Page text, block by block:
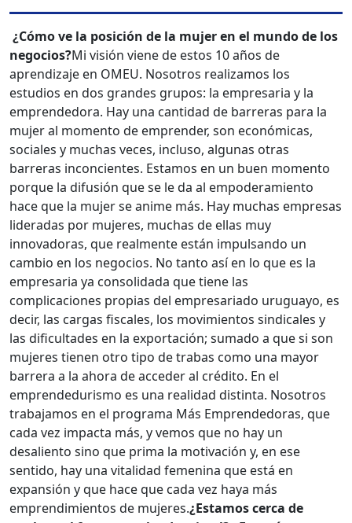
¿Cómo ve la posición de la mujer en el mundo de los
negocios?Mi visión viene de estos 10 años de
aprendizaje en OMEU. Nosotros realizamos los
estudios en dos grandes grupos: la empresaria y la
emprendedora. Hay una cantidad de barreras para la
mujer al momento de emprender, son económicas,
sociales y muchas veces, incluso, algunas otras
barreras inconcientes. Estamos en un buen momento
porque la difusión que se le da al empoderamiento
hace que la mujer se anime más. Hay muchas empresas
lideradas por mujeres, muchas de ellas muy
innovadoras, que realmente están impulsando un
cambio en los negocios. No tanto así en lo que es la
empresaria ya consolidada que tiene las
complicaciones propias del empresariado uruguayo, es
decir, las cargas fiscales, los movimientos sindicales y
las dificultades en la exportación; sumado a que si son
mujeres tienen otro tipo de trabas como una mayor
barrera a la ahora de acceder al crédito. En el
emprendedurismo es una realidad distinta. Nosotros
trabajamos en el programa Más Emprendedoras, que
cada vez impacta más, y vemos que no hay un
desaliento sino que prima la motivación y, en ese
sentido, hay una vitalidad femenina que está en
expansión y que hace que cada vez haya más
emprendimientos de mujeres.¿Estamos cerca de